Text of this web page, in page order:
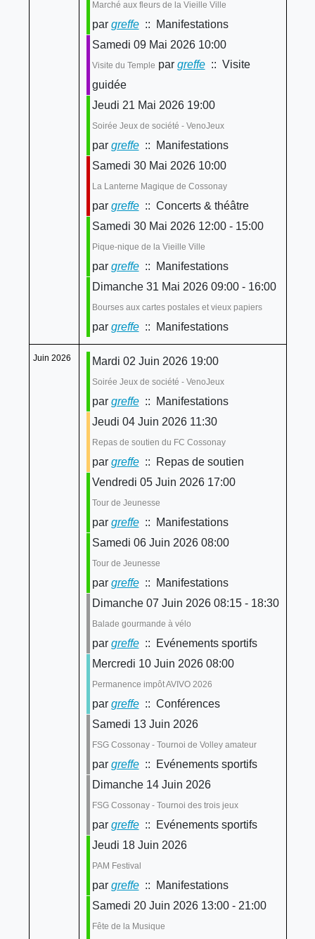
Marché aux fleurs de la Vieille Ville
par greffe:: Manifestations
Samedi 09 Mai 2026 10:00
Visite du Temple par greffe:: Visite
guidée
Jeudi 21 Mai 2026 19:00
Soirée Jeux de société - VenoJeux
par greffe:: Manifestations
Samedi 30 Mai 2026 10:00
La Lanterne Magique de Cossonay
par greffe:: Concerts & théâtre
Samedi 30 Mai 2026 12:00 - 15:00
Pique-nique de la Vieille Ville
par greffe:: Manifestations
Dimanche 31 Mai 2026 09:00 - 16:00
Bourses aux cartes postales et vieux papiers
par greffe:: Manifestations
Juin 2026 Mardi 02 Juin 2026 19:00
Soirée Jeux de société - VenoJeux
par greffe:: Manifestations
Jeudi 04 Juin 2026 11:30
Repas de soutien du FC Cossonay
par greffe:: Repas de soutien
Vendredi 05 Juin 2026 17:00
Tour de Jeunesse
par greffe:: Manifestations
Samedi 06 Juin 2026 08:00
Tour de Jeunesse
par greffe:: Manifestations
Dimanche 07 Juin 2026 08:15 - 18:30
Balade gourmande à vélo
par greffe:: Evénements sportifs
Mercredi 10 Juin 2026 08:00
Permanence impôt AVIVO 2026
par greffe:: Conférences
Samedi 13 Juin 2026
FSG Cossonay - Tournoi de Volley amateur
par greffe:: Evénements sportifs
Dimanche 14 Juin 2026
FSG Cossonay - Tournoi des trois jeux
par greffe:: Evénements sportifs
Jeudi 18 Juin 2026
PAM Festival
par greffe:: Manifestations
Samedi 20 Juin 2026 13:00 - 21:00
Fête de la Musique